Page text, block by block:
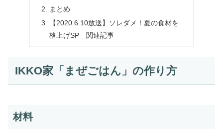
まとめ
【2020.6.10放送】ソレダメ！夏の食材を
格上げSP 関連記事
IKKO家「まぜごはん」の作り方
材料